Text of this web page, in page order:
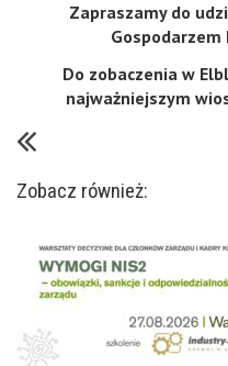
Zapraszamy do
Do zobaczenia w
najważniejszym
Zobacz również: